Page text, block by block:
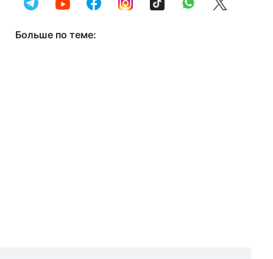
Больше по теме: